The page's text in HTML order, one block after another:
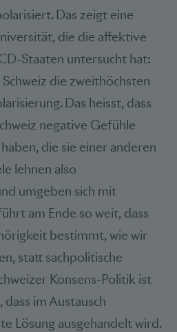
Das zeigt eine
die die affektive
Staaten untersucht hat:
die zweithöchsten
Das heisst, dass
negative Gefühle
die sie einer anderen
lehnen also
umgeben sich mit
am Ende so weit, dass
bestimmt, wie wir
statt sachpolitische
Konsens-Politik ist
im Austausch
Lösung ausgehandelt wird.